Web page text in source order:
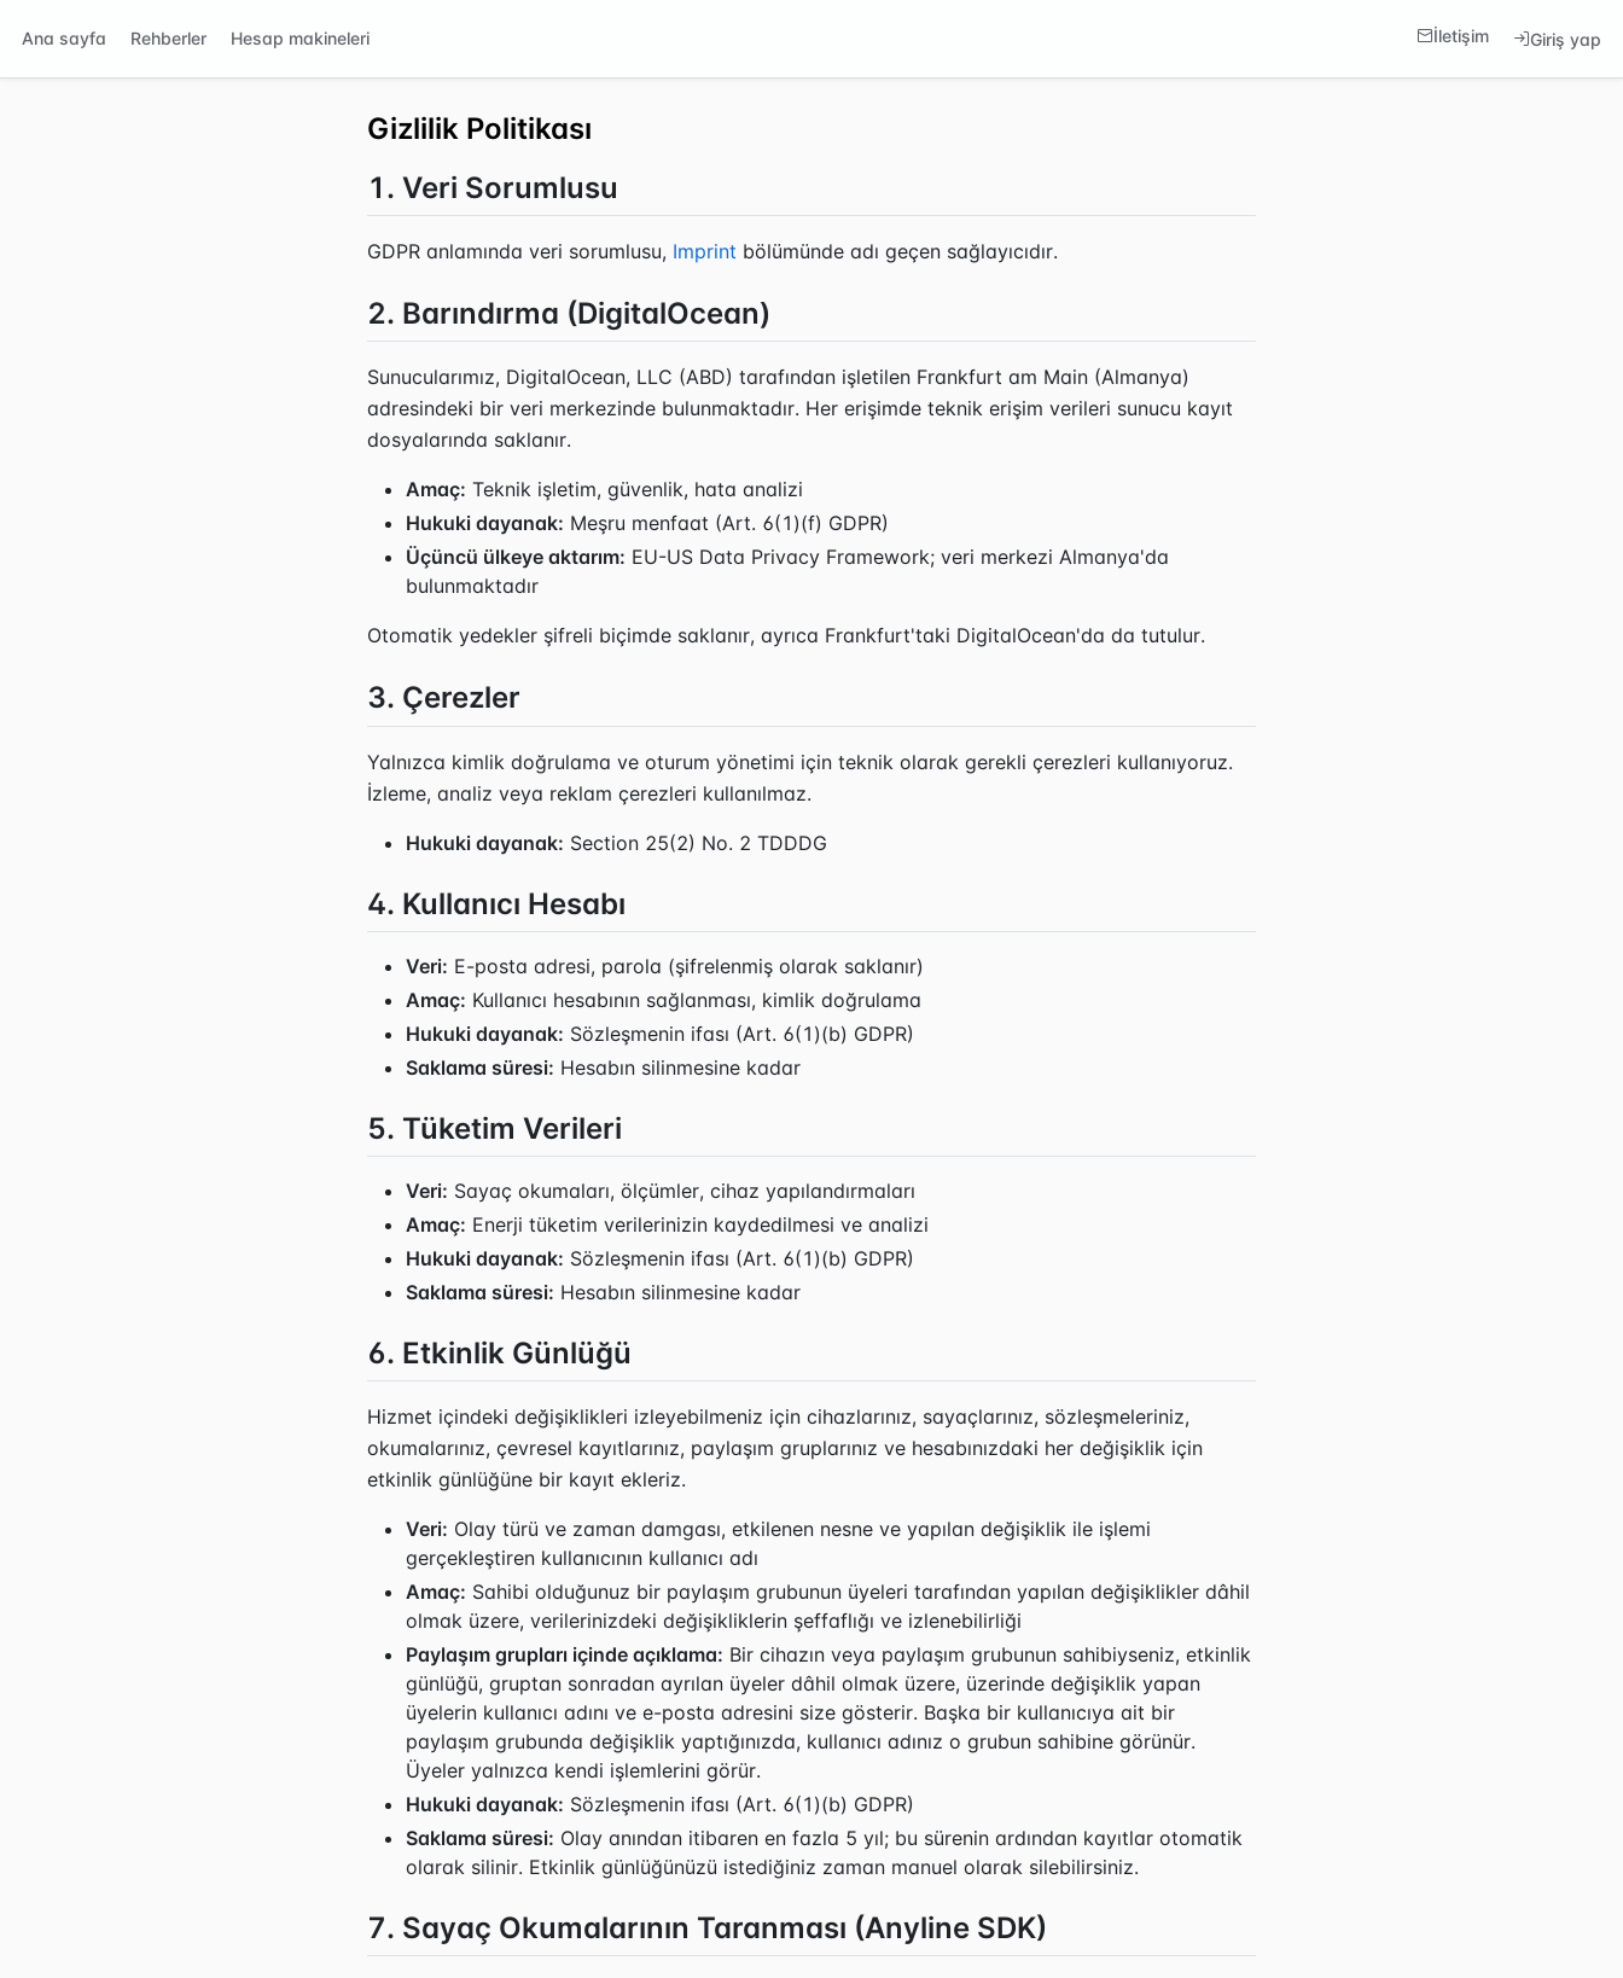
Ana sayfa Rehberler Hesap makineleri İletişim Giriş yap
Gizlilik Politikası
1. Veri Sorumlusu
GDPR anlamında veri sorumlusu, Imprint bölümünde adı geçen sağlayıcıdır.
2. Barındırma (DigitalOcean)
Sunucularımız, DigitalOcean, LLC (ABD) tarafından işletilen Frankfurt am Main (Almanya)
adresindeki bir veri merkezinde bulunmaktadır. Her erişimde teknik erişim verileri sunucu kayıt
dosyalarında saklanır.
Amaç: Teknik işletim, güvenlik, hata analizi
Hukuki dayanak: Meşru menfaat (Art. 6(1)(f) GDPR)
Üçüncü ülkeye aktarım: EU-US Data Privacy Framework; veri merkezi Almanya'da
bulunmaktadır
Otomatik yedekler şifreli biçimde saklanır, ayrıca Frankfurt'taki DigitalOcean'da da tutulur.
3. Çerezler
Yalnızca kimlik doğrulama ve oturum yönetimi için teknik olarak gerekli çerezleri kullanıyoruz.
İzleme, analiz veya reklam çerezleri kullanılmaz.
Hukuki dayanak: Section 25(2) No. 2 TDDDG
4. Kullanıcı Hesabı
Veri: E-posta adresi, parola (şifrelenmiş olarak saklanır)
Amaç: Kullanıcı hesabının sağlanması, kimlik doğrulama
Hukuki dayanak: Sözleşmenin ifası (Art. 6(1)(b) GDPR)
Saklama süresi: Hesabın silinmesine kadar
5. Tüketim Verileri
Veri: Sayaç okumaları, ölçümler, cihaz yapılandırmaları
Amaç: Enerji tüketim verilerinizin kaydedilmesi ve analizi
Hukuki dayanak: Sözleşmenin ifası (Art. 6(1)(b) GDPR)
Saklama süresi: Hesabın silinmesine kadar
6. Etkinlik Günlüğü
Hizmet içindeki değişiklikleri izleyebilmeniz için cihazlarınız, sayaçlarınız, sözleşmeleriniz,
okumalarınız, çevresel kayıtlarınız, paylaşım gruplarınız ve hesabınızdaki her değişiklik için
etkinlik günlüğüne bir kayıt ekleriz.
Veri: Olay türü ve zaman damgası, etkilenen nesne ve yapılan değişiklik ile işlemi
gerçekleştiren kullanıcının kullanıcı adı
Amaç: Sahibi olduğunuz bir paylaşım grubunun üyeleri tarafından yapılan değişiklikler dâhil
olmak üzere, verilerinizdeki değişikliklerin şeffaflığı ve izlenebilirliği
Paylaşım grupları içinde açıklama: Bir cihazın veya paylaşım grubunun sahibiyseniz, etkinlik
günlüğü, gruptan sonradan ayrılan üyeler dâhil olmak üzere, üzerinde değişiklik yapan
üyelerin kullanıcı adını ve e-posta adresini size gösterir. Başka bir kullanıcıya ait bir
paylaşım grubunda değişiklik yaptığınızda, kullanıcı adınız o grubun sahibine görünür.
Üyeler yalnızca kendi işlemlerini görür.
Hukuki dayanak: Sözleşmenin ifası (Art. 6(1)(b) GDPR)
Saklama süresi: Olay anından itibaren en fazla 5 yıl; bu sürenin ardından kayıtlar otomatik
olarak silinir. Etkinlik günlüğünüzü istediğiniz zaman manuel olarak silebilirsiniz.
7. Sayaç Okumalarının Taranması (Anyline SDK)